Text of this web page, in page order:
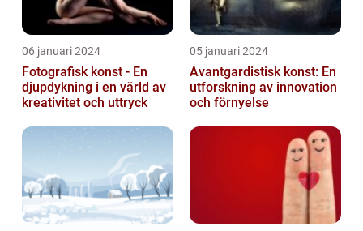
06 januari 2024
Fotografisk konst - En
djupdykning i en värld av
kreativitet och uttryck
05 januari 2024
Avantgardistisk konst: En
utforskning av innovation
och förnyelse